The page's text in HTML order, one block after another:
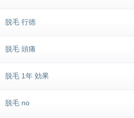
脱毛 行徳
脱毛 頭痛
脱毛 1年 効果
脱毛 no